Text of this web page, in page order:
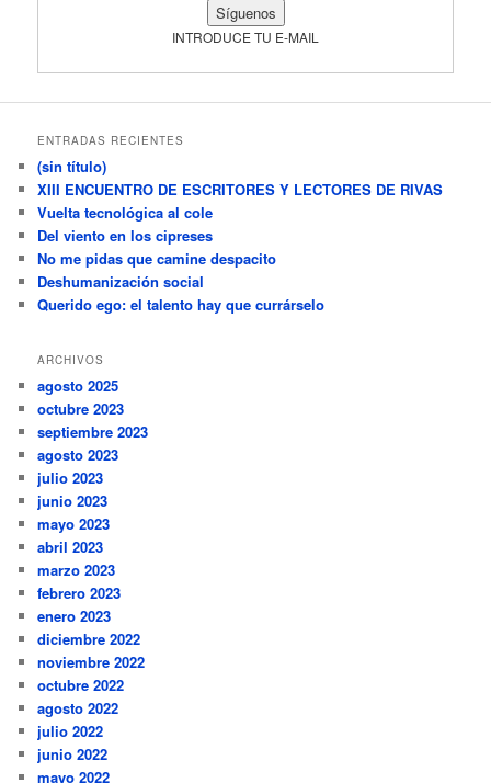
INTRODUCE TU E-MAIL
ENTRADAS RECIENTES
(sin título)
XIII ENCUENTRO DE ESCRITORES Y LECTORES DE RIVAS
Vuelta tecnológica al cole
Del viento en los cipreses
No me pidas que camine despacito
Deshumanización social
Querido ego: el talento hay que currárselo
ARCHIVOS
agosto 2025
octubre 2023
septiembre 2023
agosto 2023
julio 2023
junio 2023
mayo 2023
abril 2023
marzo 2023
febrero 2023
enero 2023
diciembre 2022
noviembre 2022
octubre 2022
agosto 2022
julio 2022
junio 2022
mayo 2022